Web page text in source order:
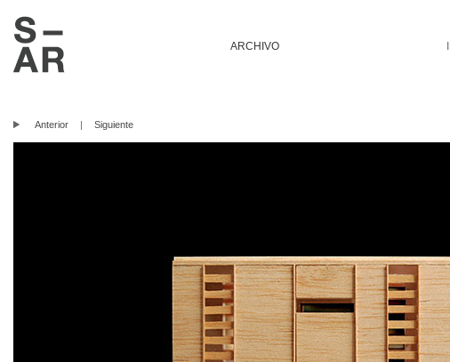
ARCHIVO
Anterior | Siguiente